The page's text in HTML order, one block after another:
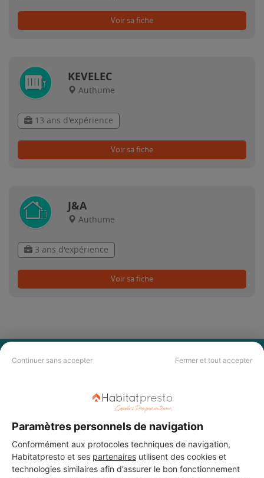
Continuer sans accepter Fermer et tout accepter
Paramètres personnels de navigation
Conformément aux protocoles techniques de navigation,
Habitatpresto et ses partenaires utilisent des cookies et
technologies similaires afin d’assurer le bon fonctionnement
Voir sa fiche
KEVELEC
Authume
13 ans d'expérience
Voir sa fiche
J&A
Authume
3 ans d'expérience
Voir sa fiche
PAS LE TEMPS DE
choisir ? Demandez des devis travauxauprès de notre réseau de 5 000